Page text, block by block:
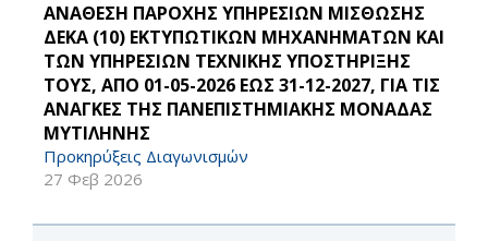
ΑΝΑΘΕΣΗ ΠΑΡΟΧΗΣ ΥΠΗΡΕΣΙΩΝ ΜΙΣΘΩΣΗΣ
ΔΕΚΑ (10) ΕΚΤΥΠΩΤΙΚΩΝ ΜΗΧΑΝΗΜΑΤΩΝ ΚΑΙ
ΤΩΝ ΥΠΗΡΕΣΙΩΝ ΤΕΧΝΙΚΗΣ ΥΠΟΣΤΗΡΙΞΗΣ
ΤΟΥΣ, ΑΠΟ 01-05-2026 ΕΩΣ 31-12-2027, ΓΙΑ ΤΙΣ
ΑΝΑΓΚΕΣ ΤΗΣ ΠΑΝΕΠΙΣΤΗΜΙΑΚΗΣ ΜΟΝΑΔΑΣ
ΜΥΤΙΛΗΝΗΣ
Προκηρύξεις Διαγωνισμών
27 Φεβ 2026